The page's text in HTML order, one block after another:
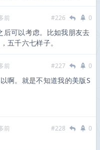
前 #226 0
后可以考虑。比如我朋友去
五千六七样子。
前 #227 0
啊。就是不知道我的美版S
前 #228 0